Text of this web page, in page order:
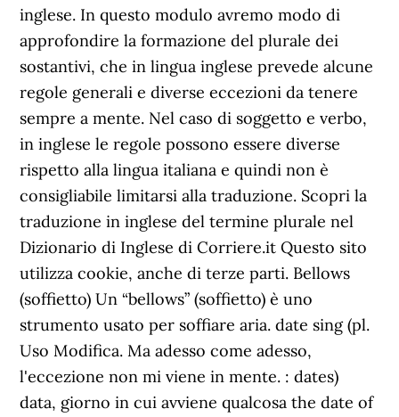
inglese. In questo modulo avremo modo di
approfondire la formazione del plurale dei
sostantivi, che in lingua inglese prevede alcune
regole generali e diverse eccezioni da tenere
sempre a mente. Nel caso di soggetto e verbo,
in inglese le regole possono essere diverse
rispetto alla lingua italiana e quindi non è
consigliabile limitarsi alla traduzione. Scopri la
traduzione in inglese del termine plurale nel
Dizionario di Inglese di Corriere.it Questo sito
utilizza cookie, anche di terze parti. Bellows
(soffietto) Un “bellows” (soffietto) è uno
strumento usato per soffiare aria. date sing (pl.
Uso Modifica. Ma adesso come adesso,
l'eccezione non mi viene in mente. : dates)
data, giorno in cui avviene qualcosa the date of